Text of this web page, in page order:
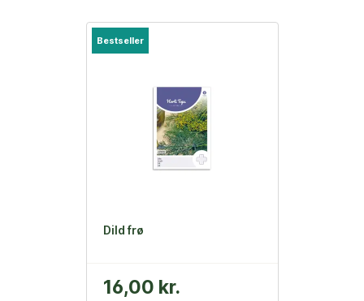
Bestseller
Dild frø
16,00 kr.